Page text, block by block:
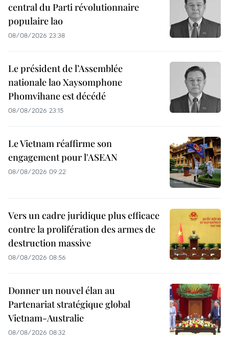
central du Parti révolutionnaire
populaire lao
08/08/2026 23:38
Le président de l’Assemblée
nationale lao Xaysomphone
Phomvihane est décédé
08/08/2026 23:15
Le Vietnam réaffirme son
engagement pour l'ASEAN
08/08/2026 09:22
Vers un cadre juridique plus efficace
contre la prolifération des armes de
destruction massive
08/08/2026 08:56
Donner un nouvel élan au
Partenariat stratégique global
Vietnam-Australie
08/08/2026 08:32